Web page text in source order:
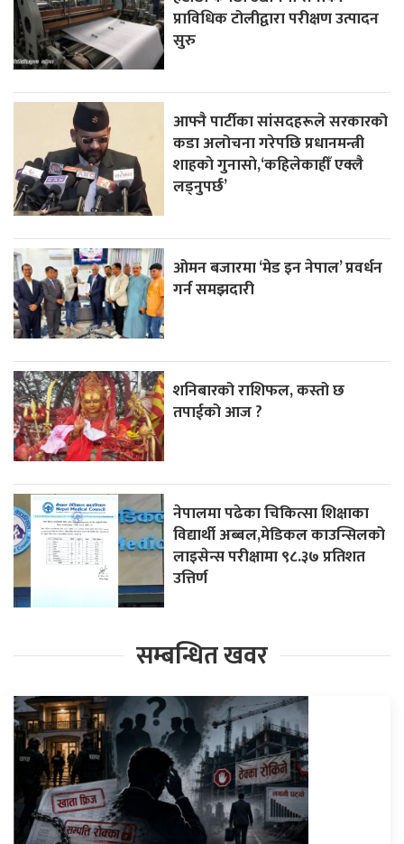
प्राविधिक टोलीद्वारा परीक्षण उत्पादन
सुरु
आफ्नै पार्टीका सांसदहरूले सरकारको
कडा अलोचना गरेपछि प्रधानमन्त्री
शाहकाे गुनासाे,‘कहिलेकाहीँ एक्लै
लड्नुपर्छ’
ओमन बजारमा ‘मेड इन नेपाल’ प्रवर्धन
गर्न समझदारी
शनिबारको राशिफल, कस्तो छ
तपाईको आज ?
नेपालमा पढेका चिकित्सा शिक्षाका
विद्यार्थी अब्बल,मेडिकल काउन्सिलको
लाइसेन्स परीक्षामा ९८.३७ प्रतिशत
उत्तिर्ण
सम्बन्धित खवर